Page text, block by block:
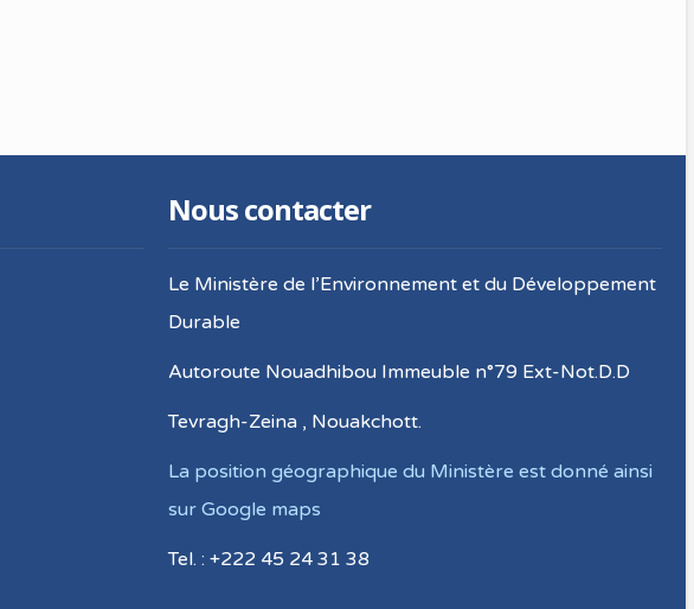
Nous contacter
Le Ministère de l’Environnement et du Développement
Durable
Autoroute Nouadhibou Immeuble n°79 Ext-Not.D.D
Tevragh-Zeina , Nouakchott.
La position géographique du Ministère est donné ainsi
sur Google maps
Tel. : +222 45 24 31 38